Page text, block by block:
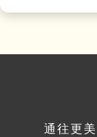
通往更